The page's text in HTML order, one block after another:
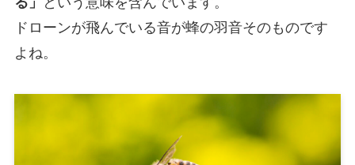
ドローンが飛んでいる音が蜂の羽音そのものです
よね。